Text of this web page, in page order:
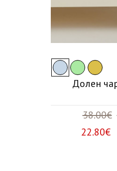
Долен
38.00€
22.80€